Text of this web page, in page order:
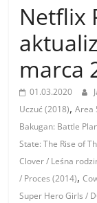
Netflix
marca
01.03.2020
Uczuć (2018),Area
Bakugan: Battle
State: The Rise of
Clover / Leśna
/ Proces (2014),
Super Hero Girls /